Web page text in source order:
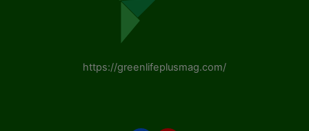
https://greenlifeplusmag.com/